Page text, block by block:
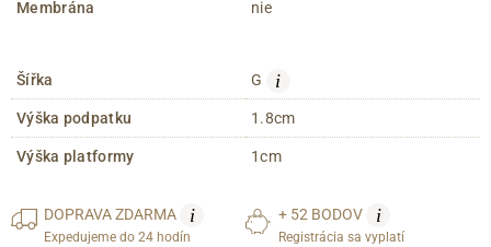
Membrána nie
Šířka G i
Výška podpatku 1.8cm
Výška platformy 1cm
DOPRAVAZDARMA i
Expedujeme do 24 hodín
+ 52 BODOV i
Registrácia sa vyplatí